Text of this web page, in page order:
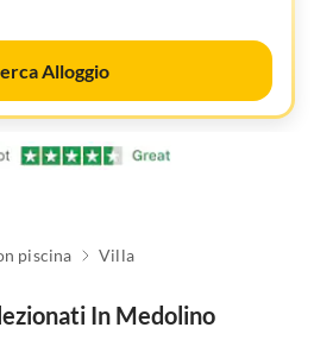
Alloggio
piscina Villa
In Medolino